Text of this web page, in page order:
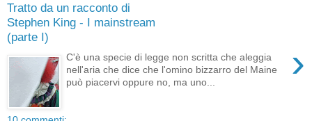
Tratto da un racconto di
Stephen King - I mainstream
(parte I)
›
C'è una specie di legge non scritta che aleggia
nell'aria che dice che l'omino bizzarro del Maine
può piacervi oppure no, ma uno...